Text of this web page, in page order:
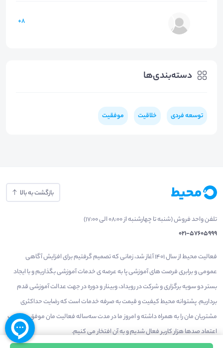
8+
دسته‌بندی‌ها
توسعه فردی خلاقیت موفقیت
بازگشت به بالا
تلفن واحد فروش (شنبه تا چهارشنبه از 08:00 الی 17:00)
021-57605999
فعالیت محیط از سال 1401 آغاز شد، زمانی که تصمیم گرفتیم برای افزایش آگاهی
عمومی و برابری فرصت های آموزشی پا به عرصه ی خدمات آموزشی بگذاریم و با ایجاد
بستر دو سویه برگزاری و شرکت در رویداد، وبینار و دوره در جهت عدالت آموزشی قدم
برداریم. پشتوانه محیط کیفیت و قیمت به صرفه خدمات است که رضایت حداکثری
مشتریان مان را به همراه داشته و امروز ما در مدت سه‌ساله فعالیت مان موفق به کسب
اعتماد صدها هزار کاربر فعال شدیم و به آن افتخار می‌ کنیم.